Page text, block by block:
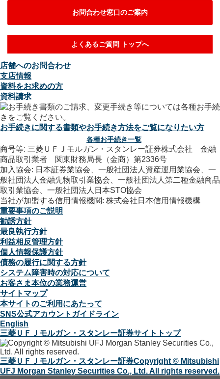
お問合わせ窓口のご案内
よくあるご質問 トップへ
店舗へのお問合わせ
支店情報
資料をお求めの方
資料請求
お手続きに関する書類やお手続き方法をご覧になりたい方
各種お手続き一覧
商号等: 三菱ＵＦＪモルガン・スタンレー証券株式会社 金融
商品取引業者 関東財務局長（金商）第2336号
加入協会: 日本証券業協会、一般社団法人資産運用業協会、一
般社団法人金融先物取引業協会、一般社団法人第二種金融商品
取引業協会、一般社団法人日本STO協会
当社が加盟する信用情報機関: 株式会社日本信用情報機構
重要事項のご説明
勧誘方針
最良執行方針
利益相反管理方針
個人情報保護方針
債務の履行に関する方針
システム障害時の対応について
お客さま本位の業務運営
サイトマップ
本サイトのご利用にあたって
SNS公式アカウントガイドライン
English
三菱ＵＦＪモルガン・スタンレー証券サイトトップ
三菱ＵＦＪモルガン・スタンレー証券Copyright © Mitsubishi
UFJ Morgan Stanley Securities Co., Ltd. All rights reserved.